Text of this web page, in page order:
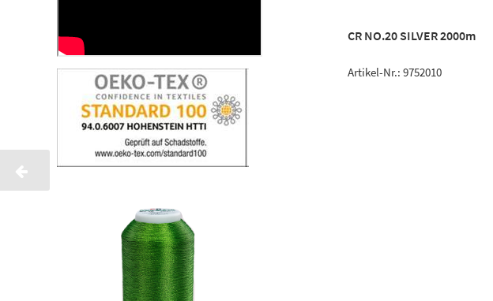
NO.20 PLATINIUM
Nr.: 9752062
2000m
Artikel-Nr.: 9752004
CR NO.20 SILVER 2000m
Artikel-Nr.: 9752010